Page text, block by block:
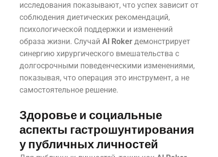
исследования показывают, что успех зависит от
соблюдения диетических рекомендаций,
психологической поддержки и изменений
образа жизни. Случай Al Roker демонстрирует
синергию хирургического вмешательства с
долгосрочными поведенческими изменениями,
показывая, что операция это инструмент, а не
самостоятельное решение.
Здоровье и социальные
аспекты гастрошунтирования
у публичных личностей